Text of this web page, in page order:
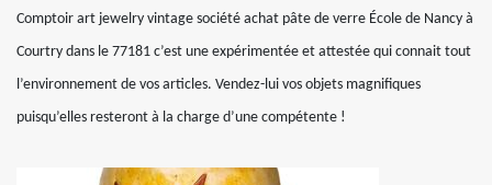
Comptoir art jewelry vintage société achat pâte de verre École de Nancy à
Courtry dans le 77181 c’est une expérimentée et attestée qui connait tout
l’environnement de vos articles. Vendez-lui vos objets magnifiques
puisqu’elles resteront à la charge d’une compétente !